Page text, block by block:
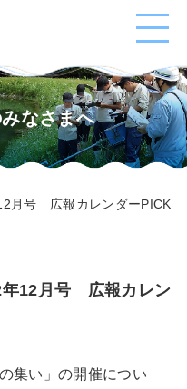
なさまへ
月号 広報カレンダーPICK
年12月号 広報カレン
集い」の開催につい